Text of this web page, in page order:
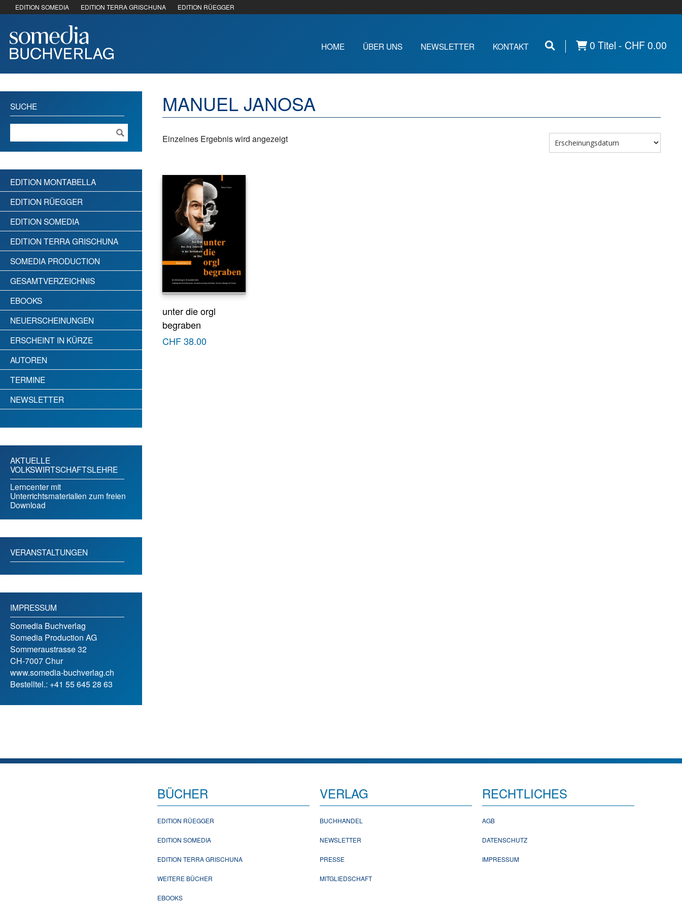
EDITION SOMEDIA EDITION TERRA GRISCHUNA EDITION RÜEGGER
HOME ÜBER UNS NEWSLETTER KONTAKT 0 Titel - CHF0.00
MANUEL JANOSA
Einzelnes Ergebnis wird angezeigt
unter die orgl
begraben
CHF38.00
SUCHE
EDITION MONTABELLA
EDITION RÜEGGER
EDITION SOMEDIA
EDITION TERRA GRISCHUNA
SOMEDIA PRODUCTION
GESAMTVERZEICHNIS
EBOOKS
NEUERSCHEINUNGEN
ERSCHEINT IN KÜRZE
AUTOREN
TERMINE
NEWSLETTER
AKTUELLE
VOLKSWIRTSCHAFTSLEHRE
Lerncenter mit
Unterrichtsmaterialien zum freien
Download
VERANSTALTUNGEN
IMPRESSUM
Somedia Buchverlag
Somedia Production AG
Sommeraustrasse 32
CH-7007 Chur
www.somedia-buchverlag.ch
Bestelltel.: +41 55 645 28 63
BÜCHER
EDITION RÜEGGER
EDITION SOMEDIA
EDITION TERRA GRISCHUNA
WEITERE BÜCHER
EBOOKS
VERLAG
BUCHHANDEL
NEWSLETTER
PRESSE
MITGLIEDSCHAFT
RECHTLICHES
AGB
DATENSCHUTZ
IMPRESSUM